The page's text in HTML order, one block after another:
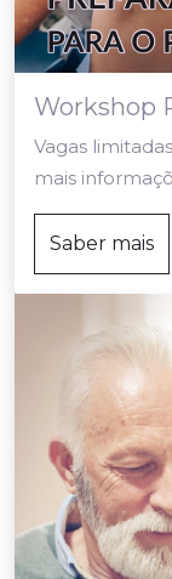
Workshop
Vagas
mais
Saber mais